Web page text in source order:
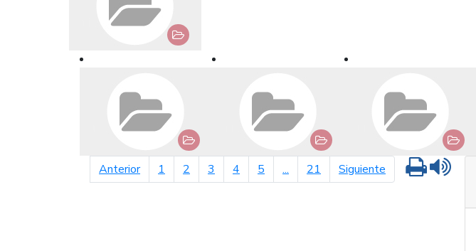
Anteriorpágina anterior
1 2 3 4 5 ... 21 Siguiente página siguiente
Imprimir